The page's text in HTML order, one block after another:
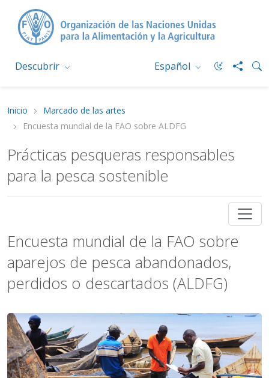
Descubrir Español
Inicio
Marcado de las artes
Encuesta mundial de la FAO sobre ALDFG
Prácticas pesqueras responsables
para la pesca sostenible
Encuesta mundial de la FAO sobre
aparejos de pesca abandonados,
perdidos o descartados (ALDFG)